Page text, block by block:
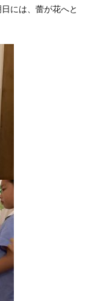
には、蕾が花へと